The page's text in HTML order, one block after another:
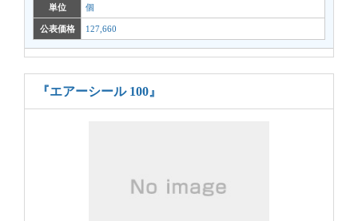
単位 個
公表価格 127,660
『エアーシール 100』